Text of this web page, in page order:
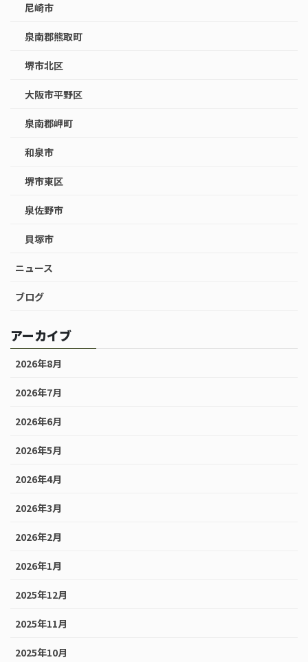
尼崎市
泉南郡熊取町
堺市北区
大阪市平野区
泉南郡岬町
和泉市
堺市東区
泉佐野市
貝塚市
ニュース
ブログ
アーカイブ
2026年8月
2026年7月
2026年6月
2026年5月
2026年4月
2026年3月
2026年2月
2026年1月
2025年12月
2025年11月
2025年10月